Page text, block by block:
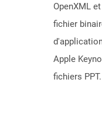
OpenXML
fichier
Apple
fichiers PPT.